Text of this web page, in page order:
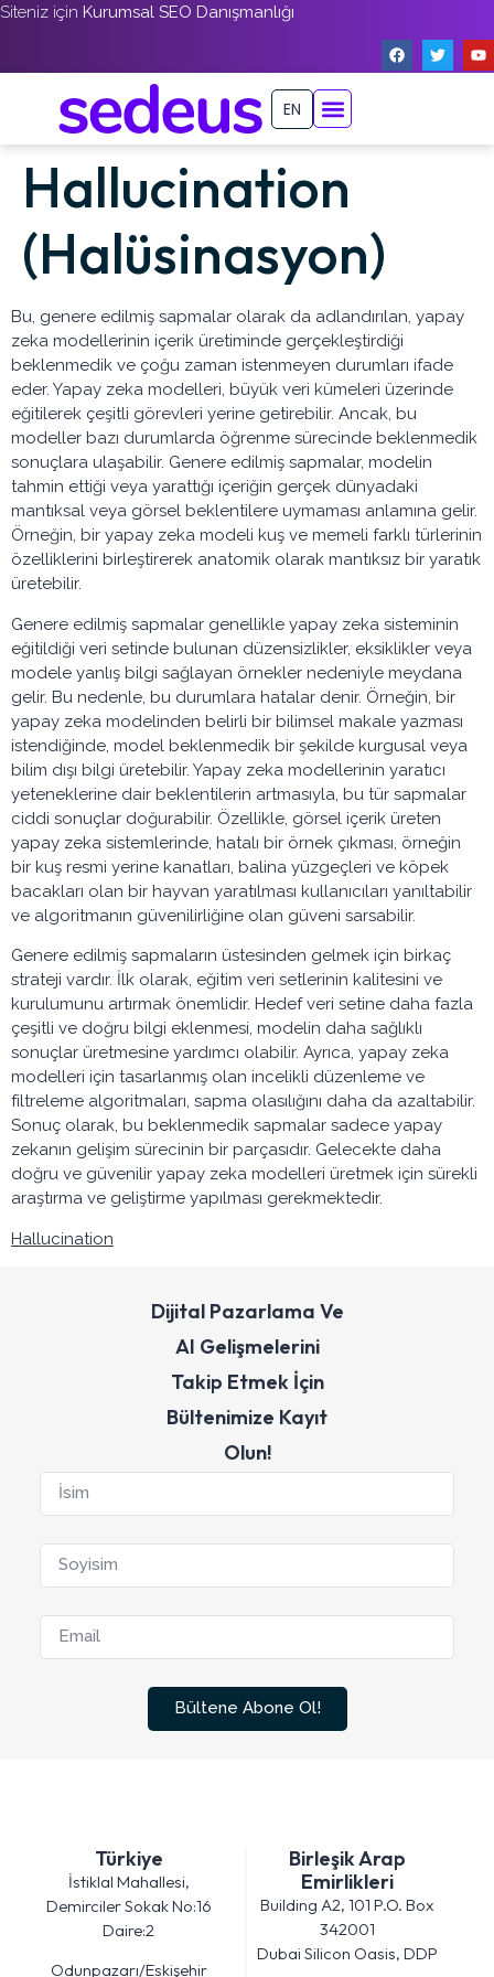
Siteniz için Kurumsal SEO Danışmanlığı
EN
Hallucination
(Halüsinasyon)
Bu, genere edilmiş sapmalar olarak da adlandırılan, yapay
zeka modellerinin içerik üretiminde gerçekleştirdiği
beklenmedik ve çoğu zaman istenmeyen durumları ifade
eder. Yapay zeka modelleri, büyük veri kümeleri üzerinde
eğitilerek çeşitli görevleri yerine getirebilir. Ancak, bu
modeller bazı durumlarda öğrenme sürecinde beklenmedik
sonuçlara ulaşabilir. Genere edilmiş sapmalar, modelin
tahmin ettiği veya yarattığı içeriğin gerçek dünyadaki
mantıksal veya görsel beklentilere uymaması anlamına gelir.
Örneğin, bir yapay zeka modeli kuş ve memeli farklı türlerinin
özelliklerini birleştirerek anatomik olarak mantıksız bir yaratık
üretebilir.
Genere edilmiş sapmalar genellikle yapay zeka sisteminin
eğitildiği veri setinde bulunan düzensizlikler, eksiklikler veya
modele yanlış bilgi sağlayan örnekler nedeniyle meydana
gelir. Bu nedenle, bu durumlara hatalar denir. Örneğin, bir
yapay zeka modelinden belirli bir bilimsel makale yazması
istendiğinde, model beklenmedik bir şekilde kurgusal veya
bilim dışı bilgi üretebilir. Yapay zeka modellerinin yaratıcı
yeteneklerine dair beklentilerin artmasıyla, bu tür sapmalar
ciddi sonuçlar doğurabilir. Özellikle, görsel içerik üreten
yapay zeka sistemlerinde, hatalı bir örnek çıkması, örneğin
bir kuş resmi yerine kanatları, balina yüzgeçleri ve köpek
bacakları olan bir hayvan yaratılması kullanıcıları yanıltabilir
ve algoritmanın güvenilirliğine olan güveni sarsabilir.
Genere edilmiş sapmaların üstesinden gelmek için birkaç
strateji vardır. İlk olarak, eğitim veri setlerinin kalitesini ve
kurulumunu artırmak önemlidir. Hedef veri setine daha fazla
çeşitli ve doğru bilgi eklenmesi, modelin daha sağlıklı
sonuçlar üretmesine yardımcı olabilir. Ayrıca, yapay zeka
modelleri için tasarlanmış olan incelikli düzenleme ve
filtreleme algoritmaları, sapma olasılığını daha da azaltabilir.
Sonuç olarak, bu beklenmedik sapmalar sadece yapay
zekanın gelişim sürecinin bir parçasıdır. Gelecekte daha
doğru ve güvenilir yapay zeka modelleri üretmek için sürekli
araştırma ve geliştirme yapılması gerekmektedir.
Hallucination
Dijital Pazarlama Ve
AI Gelişmelerini
Takip Etmek İçin
Bültenimize Kayıt
Olun!
Bültene Abone Ol!
Türkiye
İstiklal Mahallesi,
Demirciler Sokak No:16
Daire:2
Odunpazarı/Eskişehir
Birleşik Arap
Emirlikleri
Building A2, 101 P.O. Box
342001
Dubai Silicon Oasis, DDP